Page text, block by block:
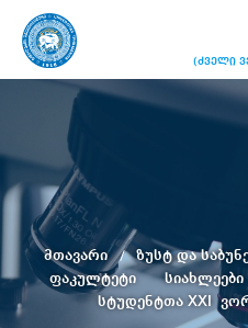
(ძველი
მთავარი
ზუსტ და
ფაკულტეტი
სიახლეები
სტუდენტთა XXI